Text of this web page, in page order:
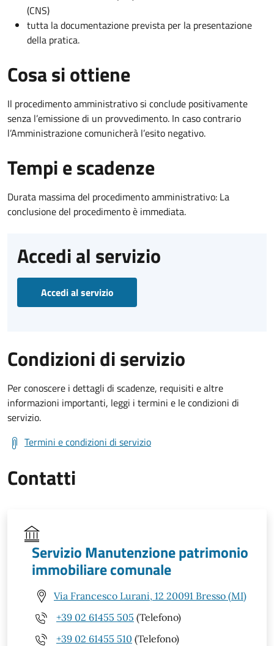
(CNS)
tutta la documentazione prevista per la presentazione
della pratica.
Cosa si ottiene
Il procedimento amministrativo si conclude positivamente
senza l’emissione di un provvedimento. In caso contrario
l’Amministrazione comunicherà l’esito negativo.
Tempi e scadenze
Durata massima del procedimento amministrativo: La
conclusione del procedimento è immediata.
Accedi al servizio
Accedi al servizio
Condizioni di servizio
Per conoscere i dettagli di scadenze, requisiti e altre
informazioni importanti, leggi i termini e le condizioni di
servizio.
Termini e condizioni di servizio
Contatti
Servizio Manutenzione patrimonio
immobiliare comunale
Via Francesco Lurani, 12 20091 Bresso (MI)
+39 02 61455 505 (Telefono)
+39 02 61455 510 (Telefono)